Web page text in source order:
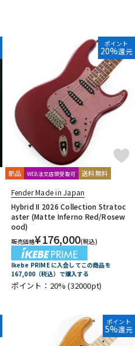
ポイント
20%還元
新品 WEB注文店頭受取可 送料無料
Fender Made in Japan
Hybrid II 2026 Collection Stratoc
aster (Matte Inferno Red/Rosew
ood)
販売価格¥176,000(税込)
Ikebe PRIME に入会してこの商品を
167,000（税込）で購入する
ポイント：20%(32000pt)
ポイント
5%還元